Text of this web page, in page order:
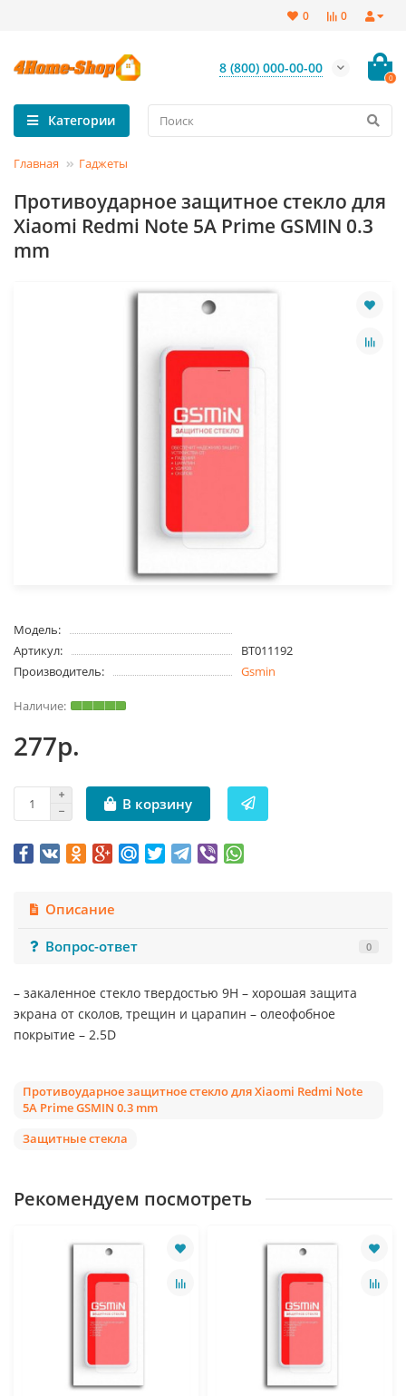
0
0
8 (800) 000-00-00
0
Категории
Главная Гаджеты
Противоударное защитное стекло для
Xiaomi Redmi Note 5A Prime GSMIN 0.3
mm
Модель:
Артикул:
BT011192
Производитель:
Gsmin
277р.
В корзину
Описание
Вопрос-ответ
0
– закаленное стекло твердостью 9Н – хорошая защита
экрана от сколов, трещин и царапин – олеофобное
покрытие – 2.5D
Противоударное защитное стекло для Xiaomi Redmi Note
5A Prime GSMIN 0.3 mm
Защитные стекла
Рекомендуем посмотреть